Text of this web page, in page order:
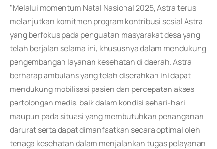
"Melalui momentum Natal Nasional 2025, Astra terus
melanjutkan komitmen program kontribusi sosial Astra
yang berfokus pada penguatan masyarakat desa yang
telah berjalan selama ini, khususnya dalam mendukung
pengembangan layanan kesehatan di daerah. Astra
berharap ambulans yang telah diserahkan ini dapat
mendukung mobilisasi pasien dan percepatan akses
pertolongan medis, baik dalam kondisi sehari-hari
maupun pada situasi yang membutuhkan penanganan
darurat serta dapat dimanfaatkan secara optimal oleh
tenaga kesehatan dalam menjalankan tugas pelayanan